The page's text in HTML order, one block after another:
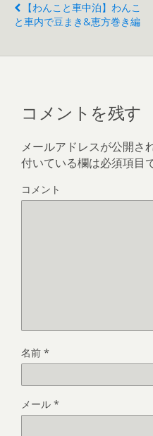
【わんこと車中泊】わんこ
と車内で豆まき&恵方巻き編
コメントを残す
メールアドレスが公開さ
付いている欄は必須項目
コメント
名前 *
メール *